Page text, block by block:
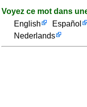
Voyez ce mot dans
English
Español
Nederlands